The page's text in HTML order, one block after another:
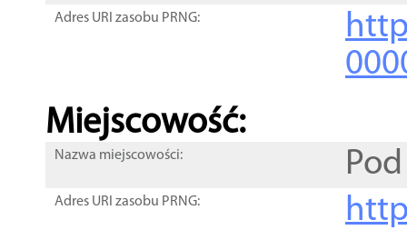
Adres URI zasobu PRNG:
Miejscowość:
Nazwa miejscowości:
Adres URI zasobu PRNG: